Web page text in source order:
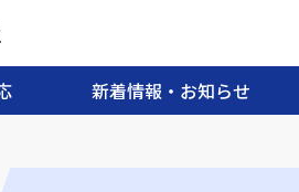
新着情報・お知らせ